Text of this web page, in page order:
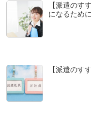
【派遣のす
になるため
【派遣のす